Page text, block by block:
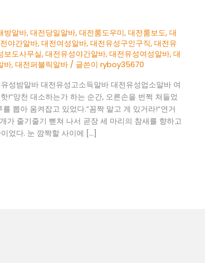
방알바,대전당일알바,대전룸도우미,대전룸보도,대
야간알바,대전여성알바,대전유성구인구직,대전유
보도사무실,대전유성야간알바,대전유성여성알바,대
바,대전퍼블릭알바 / 글쓴이ryboy35670
성밤알바 대전유성고소득알바 대전유성업소알바 여
!”앙천 대소하는가 하는 순간, 오른손을 번쩍 쳐들었
뽑아 움켜잡고 있었다.”꼼짝 말고 게 있거라!”연거
가 줄기줄기 뻗쳐 나서 곧장 세 마리의 참새를 향하고
었다. 눈 깜짝할 사이에 […]